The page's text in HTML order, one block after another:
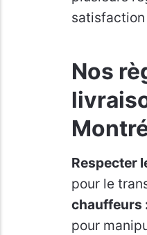
Nos
Respecter
pour le
chauffeurs
pour